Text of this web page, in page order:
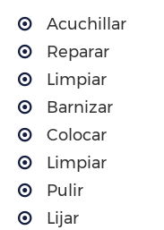
Acuchillar
Reparar
Limpiar
Barnizar
Colocar
Limpiar
Pulir
Lijar